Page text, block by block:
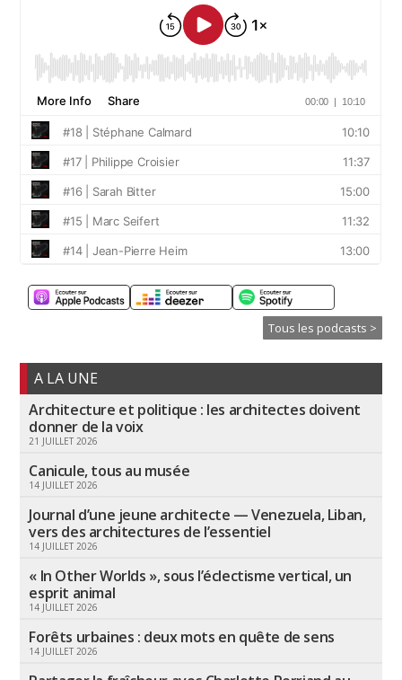
Tous les podcasts >
A LA UNE
Architecture et politique : les architectes doivent
donner de la voix
21 JUILLET 2026
Canicule, tous au musée
14 JUILLET 2026
Journal d’une jeune architecte — Venezuela, Liban,
vers des architectures de l’essentiel
14 JUILLET 2026
« In Other Worlds », sous l’éclectisme vertical, un
esprit animal
14 JUILLET 2026
Forêts urbaines : deux mots en quête de sens
14 JUILLET 2026